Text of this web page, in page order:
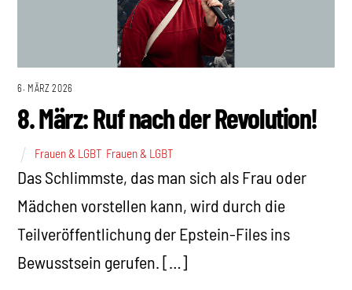
6. MÄRZ 2026
8. März: Ruf nach der Revolution!
Frauen & LGBT Frauen & LGBT
Das Schlimmste, das man sich als Frau oder
Mädchen vorstellen kann, wird durch die
Teilveröffentlichung der Epstein-Files ins
Bewusstsein gerufen. […]